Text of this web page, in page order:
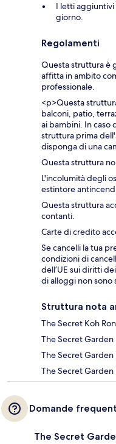
I letti aggiuntivi
giorno.
Regolamenti
Questa struttura è
affitta in ambito
professionale.
<p>Questa
balconi, patio,
ai bambini. In caso
struttura prima
disponga di una
Questa struttura
L'incolumità degli
estintore
Questa struttura
contanti.
Carte di credito
Se cancelli la tua
condizioni di
dell’UE sui diritti
di alloggi non
Struttura nota
The Secret Koh
The Secret
The Secret Garden
The Secret Garden
Domande
The Secret